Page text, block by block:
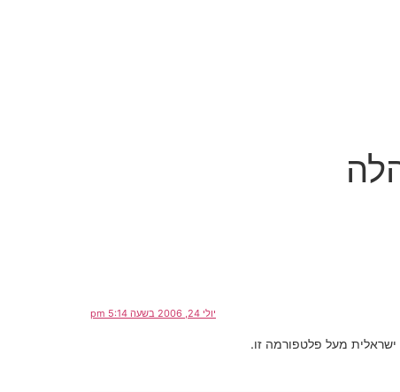
יולי 24, 2006 בשעה 5:14 pm
מעל פלטפורמה זו.